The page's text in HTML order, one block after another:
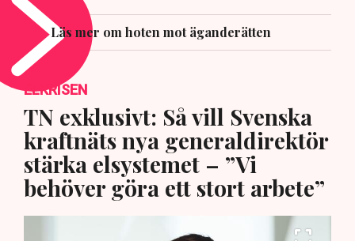
Läs mer om hoten mot äganderätten
ELKRISEN
TN exklusivt: Så vill Svenska
kraftnäts nya generaldirektör
stärka elsystemet – ”Vi
behöver göra ett stort arbete”